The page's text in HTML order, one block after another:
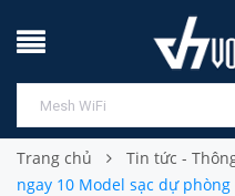
Trang chủ Tin tức -
ngay 10 Model sạc dự